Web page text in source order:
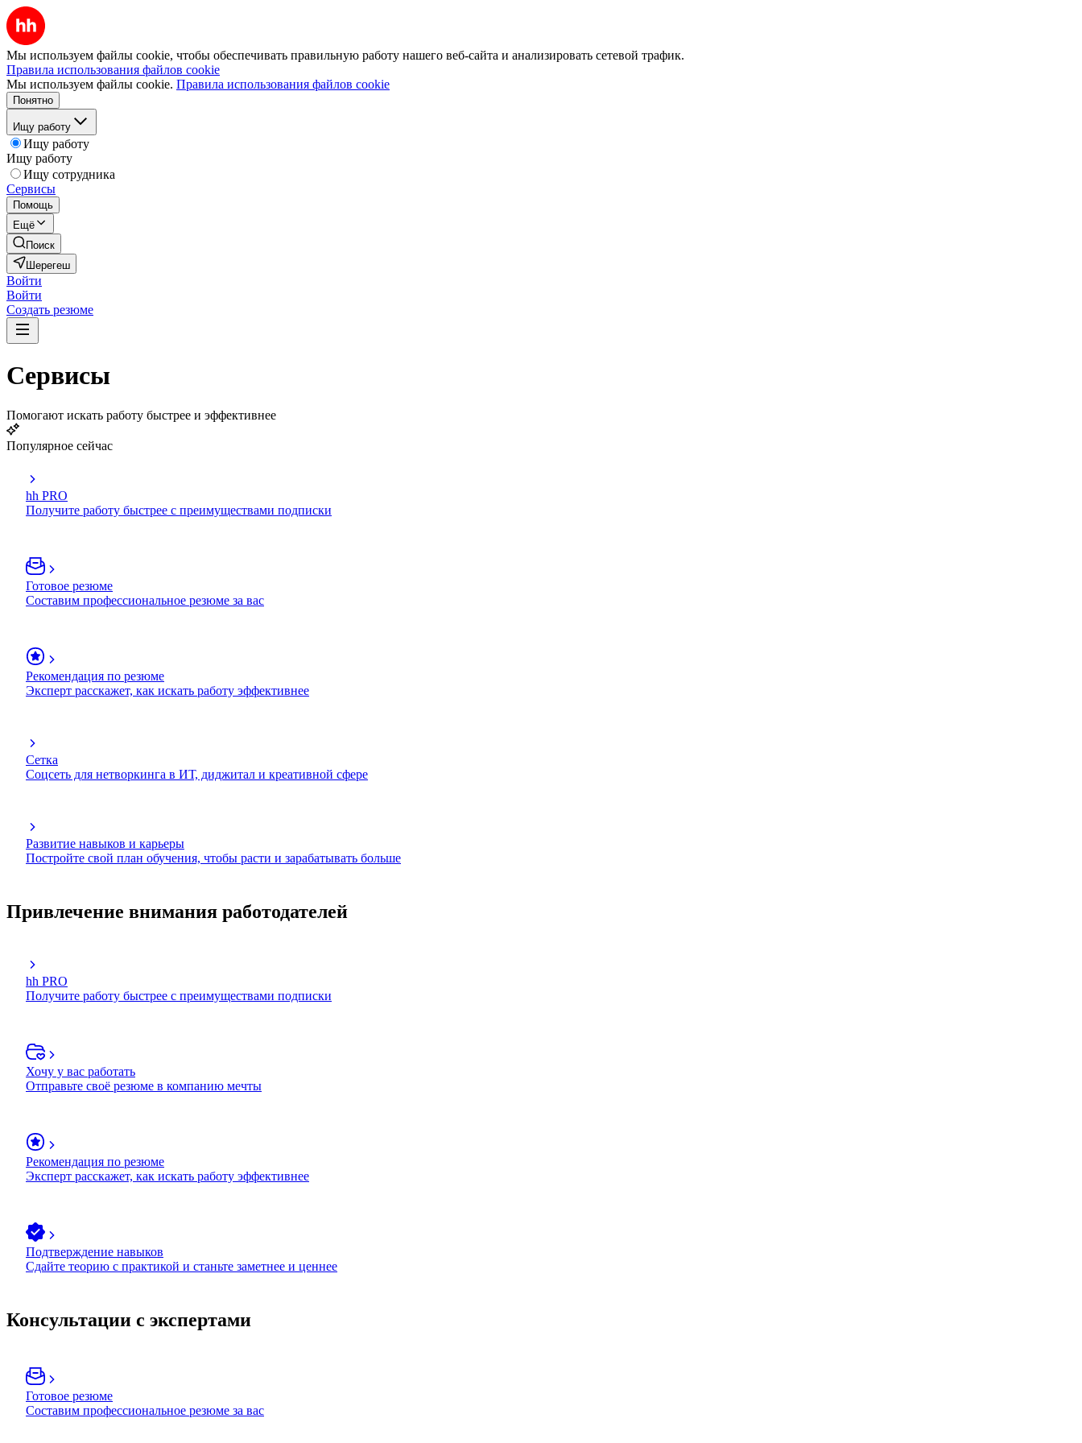
Мы используем файлы cookie, чтобы обеспечивать правильную работу нашего веб-сайта и анализировать сетевой трафик.
Правила использования файлов cookie
Мы используем файлы cookie. Правила использования файлов cookie
Понятно
Ищу работу
Ищу работу
Ищу работу
Ищу сотрудника
Сервисы
Помощь
Ещё
Поиск
Шерегеш
Войти
Войти
Создать резюме
Сервисы
Помогают искать работу быстрее и эффективнее
Популярное сейчас
hh PRO
Получите работу быстрее с преимуществами подписки
Готовое резюме
Составим профессиональное резюме за вас
Рекомендация по резюме
Эксперт расскажет, как искать работу эффективнее
Сетка
Соцсеть для нетворкинга в ИТ, диджитал и креативной сфере
Развитие навыков и карьеры
Постройте свой план обучения, чтобы расти и зарабатывать больше
Привлечение внимания работодателей
hh PRO
Получите работу быстрее с преимуществами подписки
Хочу у вас работать
Отправьте своё резюме в компанию мечты
Рекомендация по резюме
Эксперт расскажет, как искать работу эффективнее
Подтверждение навыков
Сдайте теорию с практикой и станьте заметнее и ценнее
Консультации с экспертами
Готовое резюме
Составим профессиональное резюме за вас